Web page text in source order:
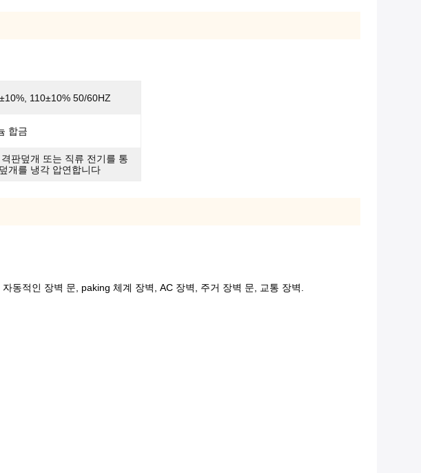
110±10% 50/60HZ
합금
판덮개 또는 직류 전기를 통
개를 냉각 압연합니다
동적인 장벽 문, paking 체계 장벽, AC 장벽, 주거 장벽 문, 교통 장벽.